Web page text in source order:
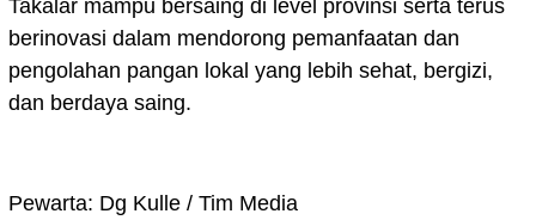
Takalar mampu bersaing di level provinsi serta terus
berinovasi dalam mendorong pemanfaatan dan
pengolahan pangan lokal yang lebih sehat, bergizi,
dan berdaya saing.
Pewarta: Dg Kulle / Tim Media